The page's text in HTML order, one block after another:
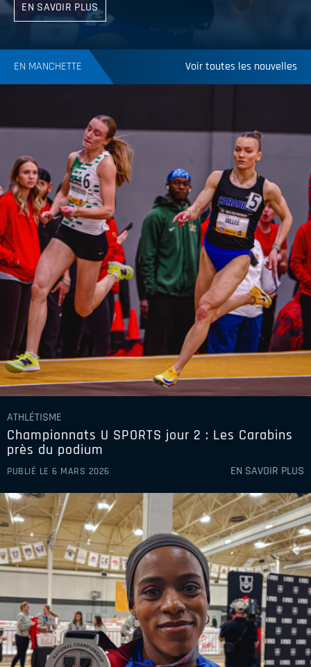
EN SAVOIR PLUS
EN MANCHETTE Voir toutes les nouvelles
ATHLÉTISME
Championnats U SPORTS jour 2 : Les Carabins
près du podium
PUBLIÉ LE 6 MARS 2026 EN SAVOIR PLUS